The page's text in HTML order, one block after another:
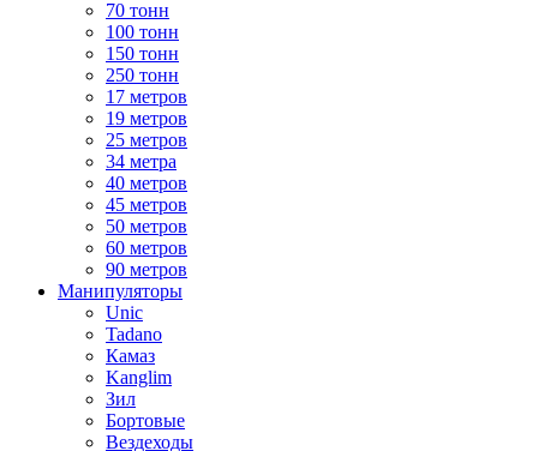
70 тонн
100 тонн
150 тонн
250 тонн
17 метров
19 метров
25 метров
34 метра
40 метров
45 метров
50 метров
60 метров
90 метров
Манипуляторы
Unic
Tadano
Камаз
Kanglim
Зил
Бортовые
Вездеходы